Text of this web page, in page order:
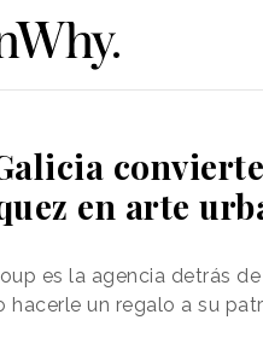
en arte
es la agencia detrás
hacerle un regalo a su